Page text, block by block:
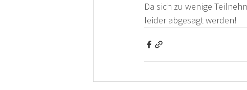
Da sich zu wenige
leider abgesagt werden!